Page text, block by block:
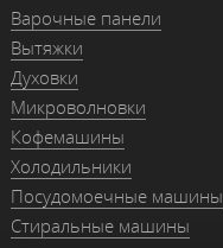
Варочные панели
Вытяжки
Духовки
Микроволновки
Кофемашины
Холодильники
Посудомоечные машины
Стиральные машины